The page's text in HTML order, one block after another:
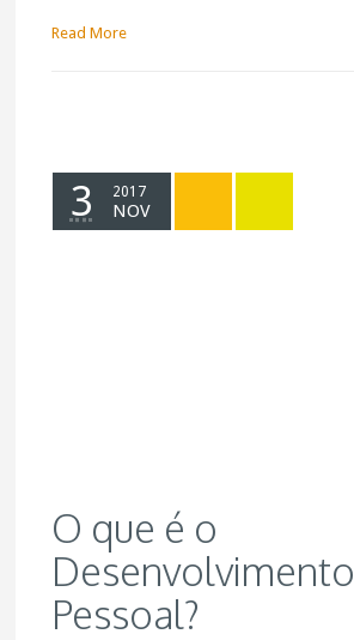
Read More
3 2017
NOV
O que é o
Desenvolvimento
Pessoal?